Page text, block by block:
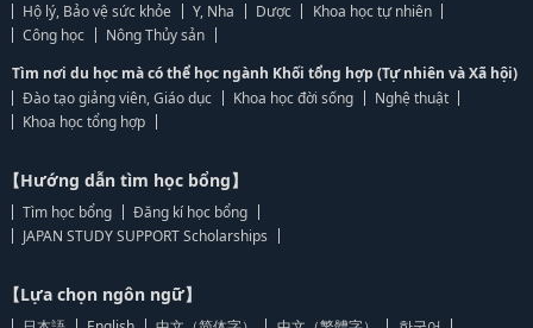
Hộ lý, Bảo vệ sức khỏe
Y, Nha Dược
Khoa học tự nhiên
Công học
Nông Thủy sản
Tìm nơi du học mà có thể học ngành Khối tổng hợp (Tự nhiên và Xã hội)
Đào tạo giảng viên, Giáo dục
Khoa học đời sống
Nghệ thuật
Khoa học tổng hợp
【Hướng dẫn tìm học bổng】
Tìm học bổng
Đăng kí học bổng
JAPAN STUDY SUPPORT Scholarships
【Lựa chọn ngôn ngữ】